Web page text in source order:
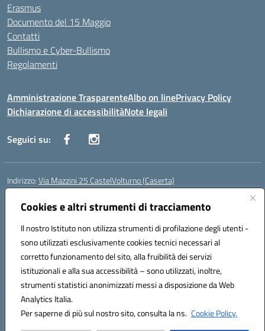
Cookies e altri strumenti di tracciamento
Il nostro Istituto non utilizza strumenti di profilazione degli utenti -
sono utilizzati esclusivamente cookies tecnici necessari al
corretto funzionamento del sito, alla fruibilità dei servizi
istituzionali e alla sua accessibilità – sono utilizzati, inoltre,
strumenti statistici anonimizzati messi a disposizione da Web
Analytics Italia.
Per saperne di più sul nostro sito, consulta la ns. Cookie Policy.
Erasmus
Documento del 15 Maggio
Contatti
Bullismo e Cyber-Bullismo
Regolamenti
Amministrazione TrasparenteAlbo on linePrivacy Policy
Dichiarazione di accessibilitàNote legali
Seguici su:
Indirizzo:Via Mazzini 25 CastelVolturno (Caserta)
Centralino:
Posta elettronica certificata (PEC):ceis014005@pec.istruzione.it
Codice fiscale: 93063510619
Codice meccanografico:CEIS014005
Codice Indice delle Pubbliche Amministrazioni (IPA): istsc_ceis014005
Codice unico di fatturazione (CUF): UOU8EW
Hosting & Powered by 3D Solution S.r.l.
Concept & Design by Designers Italia